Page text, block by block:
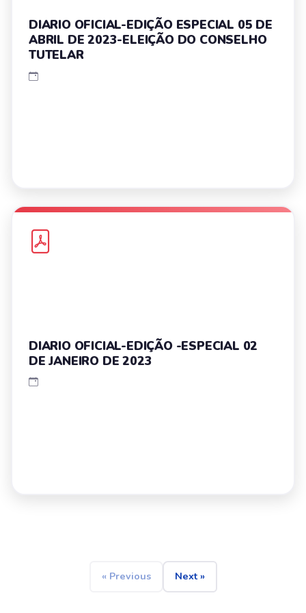
DIARIO OFICIAL-EDIÇÃO ESPECIAL 05 DE
ABRIL DE 2023-ELEIÇÃO DO CONSELHO
TUTELAR
DIARIO OFICIAL-EDIÇÃO -ESPECIAL 02
DE JANEIRO DE 2023
« Previous Next »